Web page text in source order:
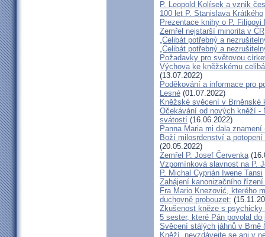
P. Leopold Kolísek a vznik
100 let P. Stanislava Krátkého
Prezentace knihy o P. Filipovi
Zemřel nejstarší minorita v ČR
„Celibát potřebný a
„Celibát potřebný a
Požadavky pro světovou
Výchova ke kněžskému
(13.07.2022)
Poděkování a informace pro
Lesné (01.07.2022)
Kněžské svěcení v Brněnské
Očekávání od nových kněží -
svátostí (16.06.2022)
Panna Maria mi dala
Boží milosrdenství a
(20.05.2022)
Zemřel P. Josef Červenka
Vzpomínková slavnost na P.
P. Michal Cyprián Iwene Tansi
Zahájení kanonizačního
Fra Mario Knezović, kterého
duchovně probouzet:
Zkušenost kněze s psychicky
5 sester, které Pán povolal do
Svěcení stálých jáhnů v Brně
Kněží, nevzdávejte se ani v